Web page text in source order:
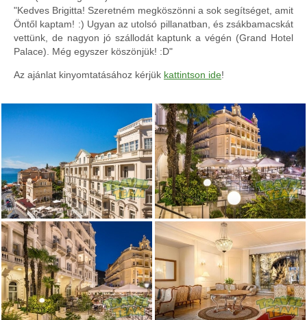
"Kedves Brigitta! Szeretném megköszönni a sok segítséget, amit
Öntől kaptam! :) Ugyan az utolsó pillanatban, és zsákbamacskát
vettünk, de nagyon jó szállodát kaptunk a végén (Grand Hotel
Palace). Még egyszer köszönjük! :D"
Az ajánlat kinyomtatásához kérjük kattintson ide!